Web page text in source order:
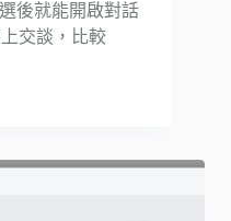
後就能開啟對話
交談，比較